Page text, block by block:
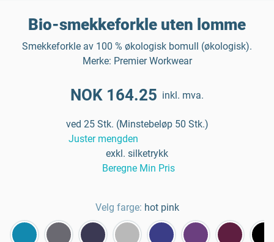
Bio-smekkeforkle uten lomme
Smekkeforkle av 100 % økologisk bomull (økologisk).
Merke: Premier Workwear
NOK 164.25 inkl. mva.
ved 25 Stk. (Minstebeløp 50 Stk.)
Juster mengden
exkl. silketrykk
Beregne Min Pris
Velg farge: hot pink